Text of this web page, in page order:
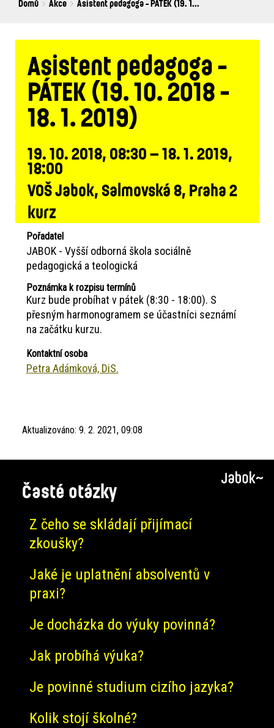
Breadcrumbs
You
Domů Akce Asistent pedagoga - PÁTEK (19. 1...
Asistent pedagoga -
PÁTEK (19. 10. 2018 -
18. 1. 2019)
19. 10. 2018, 08:30 – 18. 1. 2019,
18:00
VOŠ Jabok, Salmovská 8, Praha 2
kurz
Pořadatel
JABOK - Vyšší odborná škola sociálně
pedagogická a teologická
Poznámka k rozpisu termínů
Kurz bude probíhat v pátek (8:30 - 18:00). S
přesným harmonogramem se účastníci seznámí
na začátku kurzu.
Kontaktní osoba
Petra Adámková, DiS.
Aktualizováno: 9. 2. 2021, 09:08
Časté otázky
Z čeho se skládají přijímací
zkoušky?
Jaké je uplatnění absolventů v
praxi?
Je docházka do výuky povinná?
Jak probíhá výuka?
Je povinné studium cizího jazyka?
Kolik stojí školné?